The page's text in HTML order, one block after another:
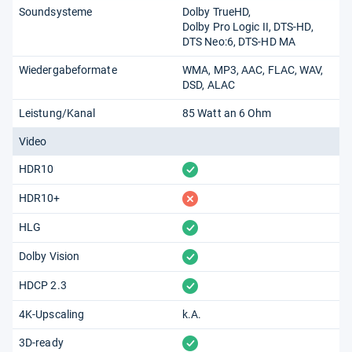
Soundsysteme
Dolby TrueHD
Dolby Pro Logic II DTS-HD
DTS Neo:6 DTS-HD MA
Wiedergabeformate WMA MP3 AAC FLAC WAV
DSD ALAC
Leistung/Kanal 85 Watt an 6 Ohm
Video
HDR10 vorhanden
HDR10+ fehlt
HLG vorhanden
Dolby Vision vorhanden
HDCP 2.3 vorhanden
4K-Upscaling k.A.
3D-ready vorhanden